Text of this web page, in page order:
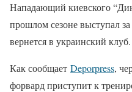
Нападающий киевского
прошлом сезоне выступал
вернется в украинский клуб.
Как сообщает Deporpress,
форвард приступит к